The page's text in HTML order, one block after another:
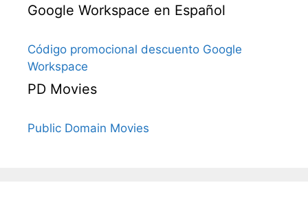
Google Workspace en Español
Código promocional descuento Google
Workspace
PD Movies
Public Domain Movies